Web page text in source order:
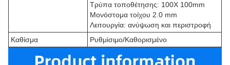
Τρύπα τοποθέτησης: 100X 100mm
Μονόστομα τοίχου 2.0 mm
Λειτουργία: ανύψωση και περιστροφή
Καθίσμα
Ρυθμίσιμο/Καθορισμένο